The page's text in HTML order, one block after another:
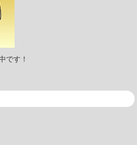
です！